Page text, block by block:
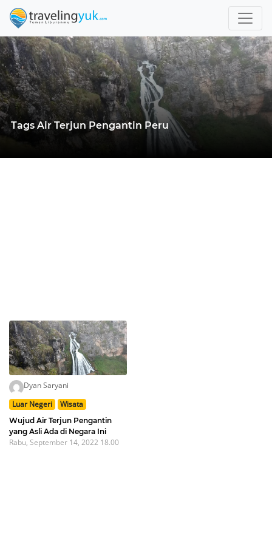
Tags Air Terjun Pengantin Peru
Dyan Saryani
Luar Negeri
Wisata
Wujud Air Terjun Pengantin
yang Asli Ada di Negara Ini
Rabu, September 14, 2022 18.00